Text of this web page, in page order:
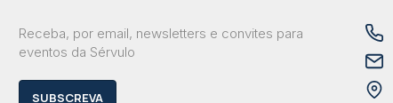
Receba, por email, newsletters e convites para
eventos da Sérvulo
SUBSCREVA